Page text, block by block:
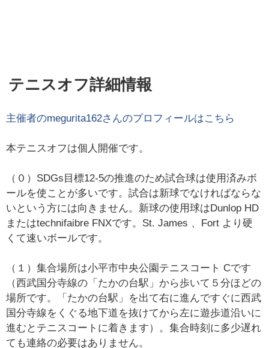
テニスオフ詳細情報
主催者のmegurita162さんのプロフィールはこちら
本テニスオフは個人開催です。
（０）SDGs目標12-5の推進のため試合球は使用済みボ
ールを使ことが多いです。試合は新球でなければならな
いという方には向きません。新球の使用球はDunlop HD
またはtechnifaibre FNXです。St. James 、Fort より硬
くて速いボールです。
（１）集合場所は小平市中央公園テニスコート Cです
（西武国分寺線の「たかの台駅」から歩いて５分ほどの
場所です。「たかの台駅」を出て右に進んですぐに西武
国分寺線をくぐる地下道を抜けてから左に遊歩道沿いに
進むとテニスコートに着きます）。集合時刻に多少遅れ
ても連絡の必要はありません。